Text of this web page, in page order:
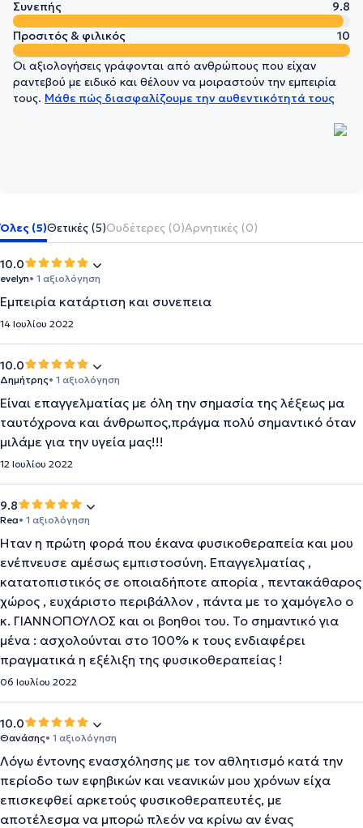
Συνεπής
9.8
Προσιτός & φιλικός
10
Οι αξιολογήσεις γράφονται από ανθρώπους που είχαν
ραντεβού με ειδικό και θέλουν να μοιραστούν την εμπειρία
τους. Μάθε πώς διασφαλίζουμε την αυθεντικότητά τους
Όλες (5)Θετικές (5)Ουδέτερες (0)Αρνητικές (0)
10.0
evelyn• 1 αξιολόγηση
Εμπειρία κατάρτιση και συνεπεια
14 Ιουλίου 2022
10.0
Δημήτρης• 1 αξιολόγηση
Είναι επαγγελματίας με όλη την σημασία της λέξεως μα
ταυτόχρονα και άνθρωπος,πράγμα πολύ σημαντικό όταν
μιλάμε για την υγεία μας!!!
12 Ιουλίου 2022
9.8
Rea• 1 αξιολόγηση
Ήταν η πρώτη φορά που έκανα φυσικοθεραπεία και μου
ενέπνευσε αμέσως εμπιστοσύνη. Επαγγελματίας ,
κατατοπιστικός σε οποιαδήποτε απορία , πεντακάθαρος
χώρος , ευχάριστο περιβάλλον , πάντα με το χαμόγελο ο
κ. ΓΙΑΝΝΟΠΟΥΛΟΣ και οι βοηθοι του. Το σημαντικό για
μένα : ασχολούνται στο 100% κ τους ενδιαφέρει
πραγματικά η εξέλιξη της φυσικοθεραπείας !
06 Ιουλίου 2022
10.0
Θανάσης• 1 αξιολόγηση
Λόγω έντονης ενασχόλησης με τον αθλητισμό κατά την
περίοδο των εφηβικών και νεανικών μου χρόνων είχα
επισκεφθεί αρκετούς φυσικοθεραπευτές, με
αποτέλεσμα να μπορώ πλεόν να κρίνω αν ένας